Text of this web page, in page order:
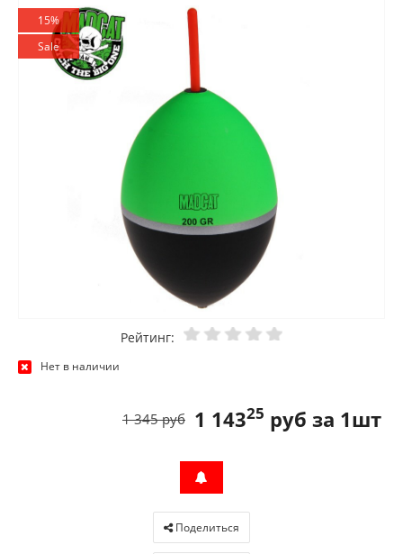
15%
Sale
Рейтинг:
Нет в наличии
1 14325 руб за 1шт
1 345 руб
Поделиться